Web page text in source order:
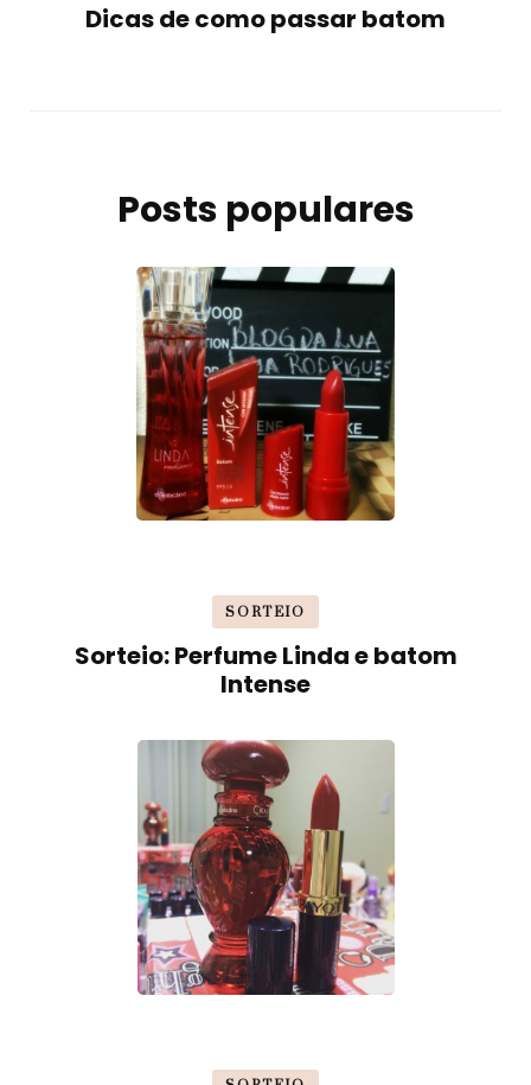
Dicas de como passar batom
Posts populares
SORTEIO
Sorteio: Perfume Linda e batom
Intense